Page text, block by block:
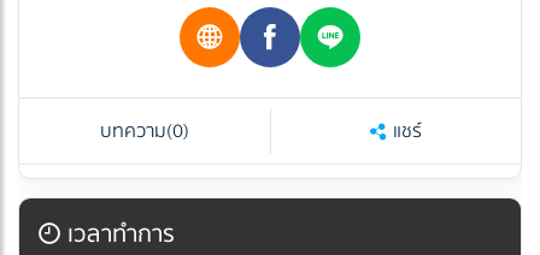
บทความ(0) แชร์
เวลาทำการ